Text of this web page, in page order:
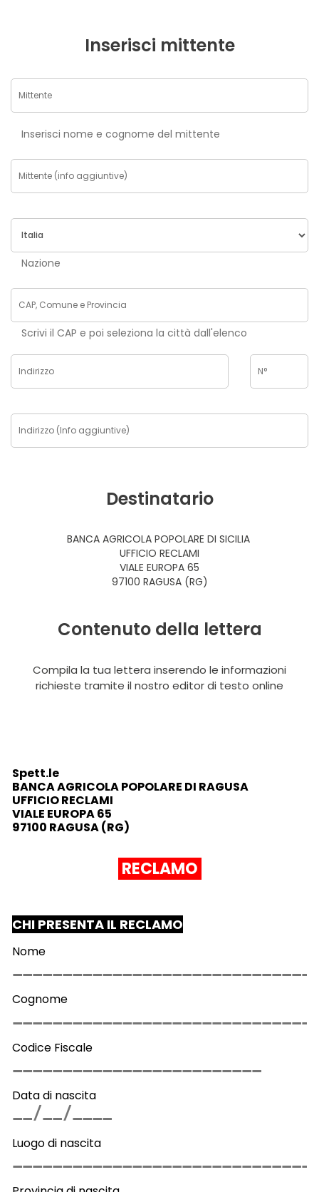
Inserisci mittente
Inserisci nome e cognome del mittente
Nazione
Scrivi il CAP e poi seleziona la città dall'elenco
Destinatario
BANCA AGRICOLA POPOLARE DI SICILIA
UFFICIO RECLAMI
VIALE EUROPA 65
97100 RAGUSA (RG)
Contenuto della lettera
Compila la tua lettera inserendo le informazioni
richieste tramite il nostro editor di testo online
Spett.le
BANCA AGRICOLA POPOLARE DI RAGUSA
UFFICIO RECLAMI
VIALE EUROPA 65
97100 RAGUSA (RG)
RECLAMO
CHI PRESENTA IL RECLAMO
Nome
Cognome
Codice Fiscale
Data di nascita
Luogo di nascita